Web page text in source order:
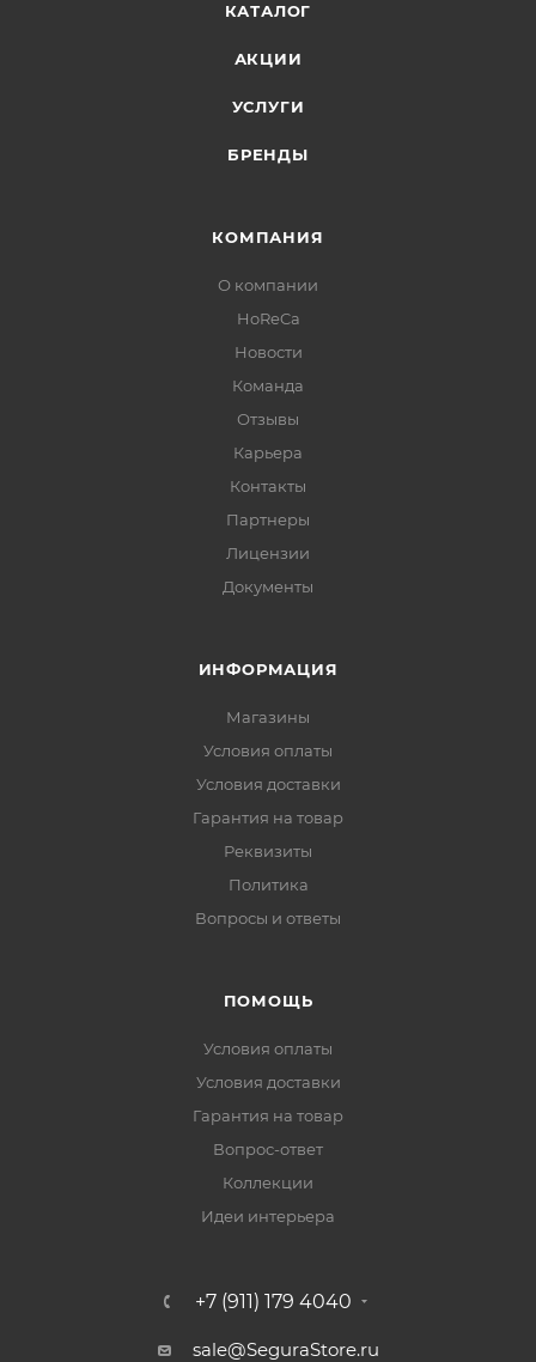
КАТАЛОГ
АКЦИИ
УСЛУГИ
БРЕНДЫ
КОМПАНИЯ
О компании
HoReCa
Новости
Команда
Отзывы
Карьера
Контакты
Партнеры
Лицензии
Документы
ИНФОРМАЦИЯ
Магазины
Условия оплаты
Условия доставки
Гарантия на товар
Реквизиты
Политика
Вопросы и ответы
ПОМОЩЬ
Условия оплаты
Условия доставки
Гарантия на товар
Вопрос-ответ
Коллекции
Идеи интерьера
+7 (911) 179 4040
sale@SeguraStore.ru